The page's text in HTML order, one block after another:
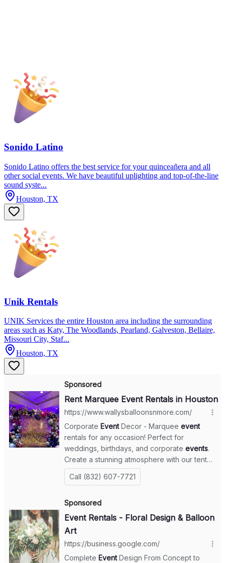
Sonido Latino
Sonido Latino offers the best service for your quinceañera and all
other social events. We have beautiful uplighting and top-of-the-line
sound syste...
Houston, TX
Unik Rentals
UNIK Services the entire Houston area including the surrounding
areas such as Katy, The Woodlands, Pearland, Galveston, Bellaire,
Missouri City, Staf...
Houston, TX